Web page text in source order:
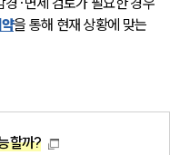
을 통해 현재 상황에 맞는
할까?